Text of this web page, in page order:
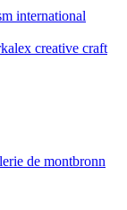
international
creative craft
de montbronn